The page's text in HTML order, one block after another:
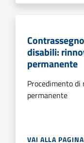
disabili:
permanente
Procedimento
permanente
VAI ALLA PAGINA